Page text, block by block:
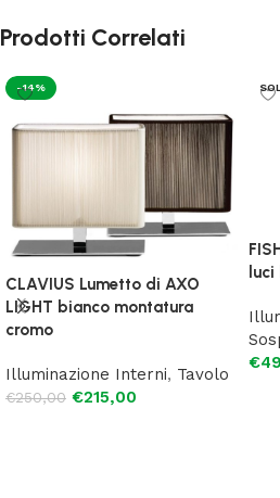
Prodotti Correlati
-14%
CLAVIUS Lumetto di AXO
LIGHT bianco montatura
cromo
Illuminazione Interni, Tavolo
€250,00 €215,00
€